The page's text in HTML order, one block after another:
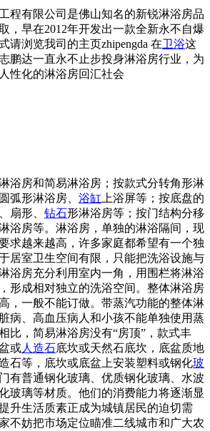
程有限公司是佛山知名的新锐淋浴房品
，早在2012年开发出一款全新永不自爆
请浏览我司的主页zhipengda 在卫浴这
鹏达一直永不止步投身淋浴房行业，为
性化的淋浴房回汇社会
浴房和简易淋浴房；按款式分转角形淋
弧形淋浴房、 浴缸 上浴屏等；按底盘的
扇形、 钻石形淋浴房等；按门结构分移
浴房等。淋浴房，单独的淋浴隔间，现
求越来越高，许多家庭都希望有一个独
居室卫生空间有限，只能把洗浴设施与
浴房充分利用室内一角，用围栏将淋浴
形成相对独立的洗浴空间。整体淋浴房
，一般不能订做。带蒸汽功能的整体淋
病、高血压病人和小孩不能单独使用蒸
比，简易淋浴房没有“房顶”，款式丰
或人造石底坎或天然石底坎，底盆质地
石等，底坎或底盆上安装塑料或钢化玻
有普通钢化玻璃、优质钢化玻璃、水波
玻璃等材质。他们的消费能力将逐渐显
升生活质素正成为城镇居民的迫切需
不妨把市场定位瞄准二线城市和广大农